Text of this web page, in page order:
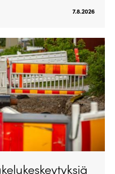
7.8.2026